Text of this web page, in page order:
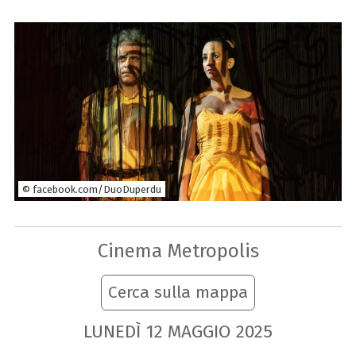
© facebook.com/DuoDuperdu
Cinema Metropolis
Cerca sulla mappa
LUNEDÌ 12 MAGGIO 2025